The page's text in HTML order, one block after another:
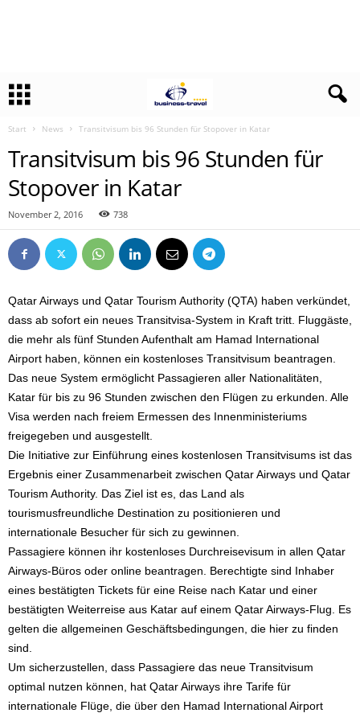
Start News Transitvisum bis 96 Stunden für Stopover in Katar
Transitvisum bis 96 Stunden für
Stopover in Katar
November 2, 2016 738
Qatar Airways und Qatar Tourism Authority (QTA) haben verkündet,
dass ab sofort ein neues Transitvisa-System in Kraft tritt. Fluggäste,
die mehr als fünf Stunden Aufenthalt am Hamad International
Airport haben, können ein kostenloses Transitvisum beantragen.
Das neue System ermöglicht Passagieren aller Nationalitäten,
Katar für bis zu 96 Stunden zwischen den Flügen zu erkunden. Alle
Visa werden nach freiem Ermessen des Innenministeriums
freigegeben und ausgestellt.
Die Initiative zur Einführung eines kostenlosen Transitvisums ist das
Ergebnis einer Zusammenarbeit zwischen Qatar Airways und Qatar
Tourism Authority. Das Ziel ist es, das Land als
tourismusfreundliche Destination zu positionieren und
internationale Besucher für sich zu gewinnen.
Passagiere können ihr kostenloses Durchreisevisum in allen Qatar
Airways-Büros oder online beantragen. Berechtigte sind Inhaber
eines bestätigten Tickets für eine Reise nach Katar und einer
bestätigten Weiterreise aus Katar auf einem Qatar Airways-Flug. Es
gelten die allgemeinen Geschäftsbedingungen, die hier zu finden
sind.
Um sicherzustellen, dass Passagiere das neue Transitvisum
optimal nutzen können, hat Qatar Airways ihre Tarife für
internationale Flüge, die über den Hamad International Airport